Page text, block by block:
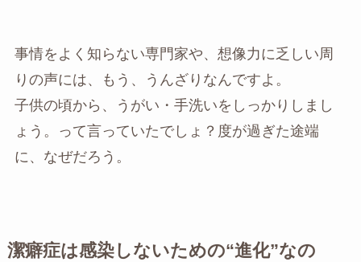
事情をよく知らない専門家や、想像力に乏しい周
りの声には、もう、うんざりなんですよ。
子供の頃から、うがい・手洗いをしっかりしまし
ょう。って言っていたでしょ？度が過ぎた途端
に、なぜだろう。
潔癖症は感染しないための“進化”なの